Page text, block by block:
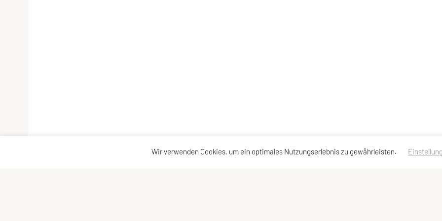
Wir verwenden Cookies, um ein optimales Nutzungserlebnis zu gewährleisten.